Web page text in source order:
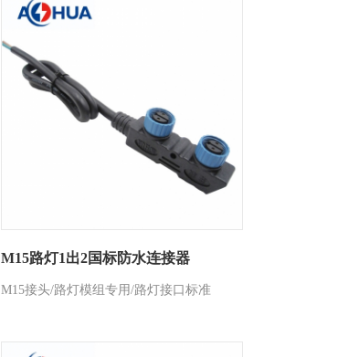
M15路灯1出2国标防水连接器
M15接头/路灯模组专用/路灯接口标准